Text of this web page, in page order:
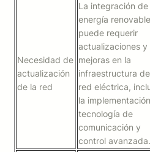
Necesidad de
actualización
de la red
La integración de
energía renovable
puede requerir
actualizaciones y
mejoras en la
infraestructura
red eléctrica,
la
tecnología de
comunicación y
control avanzada.